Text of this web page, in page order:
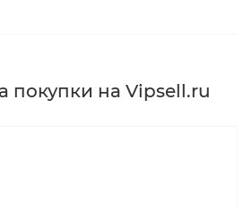
покупки на Vipsell.ru